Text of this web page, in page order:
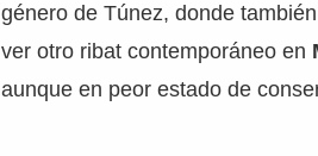
género de Túnez, donde
ver otro ribat contemporáneo en
aunque en peor estado de